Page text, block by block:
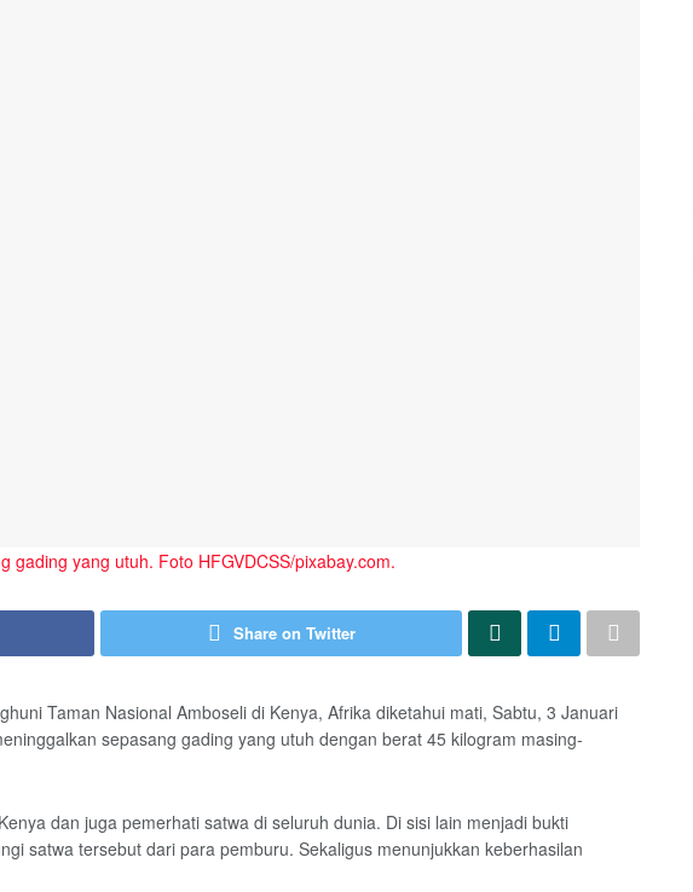
gading yang utuh. Foto HFGVDCSS/pixabay.com.
Share on Twitter
Taman Nasional Amboseli di Kenya, Afrika diketahui mati, Sabtu, 3 Januari
sepasang gading yang utuh dengan berat 45 kilogram masing-
dan juga pemerhati satwa di seluruh dunia. Di sisi lain menjadi bukti
satwa tersebut dari para pemburu. Sekaligus menunjukkan keberhasilan